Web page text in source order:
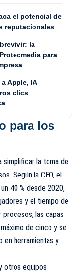
el potencial de
reputacionales
la
para
Apple, IA
clics
para los
simplificar la toma de
Según la CEO, el
40 % desde 2020,
y el tiempo de
procesos, las capas
de cinco y se
en herramientas y
otros equipos